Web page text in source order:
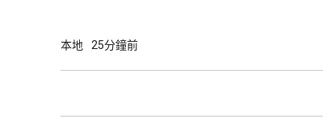
意下披露個人資料並造成指明傷害，被警方拘
本地 25分鐘前